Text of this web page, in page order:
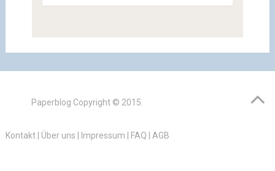
Paperblog Copyright © 2015.
Kontakt| Über uns Impressum FAQ AGB